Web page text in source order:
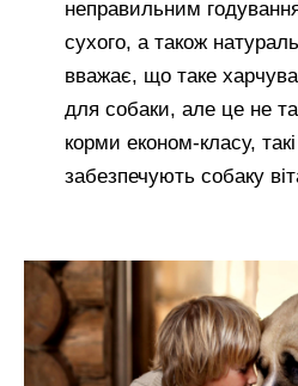
неправильним
сухого, а також
вважає, що таке
для собаки, але це не
корми економ-класу,
забезпечують собаку